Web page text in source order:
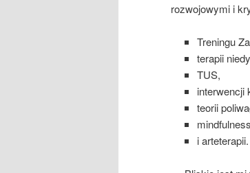
rozwojowymi i
Treningu
terapii
TUS,
interwencji
teorii
mindfulness
i arteterapii.